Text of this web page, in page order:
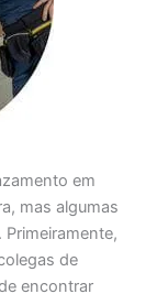
em
mas algumas
de
encontrar